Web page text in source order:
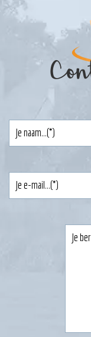
Contact